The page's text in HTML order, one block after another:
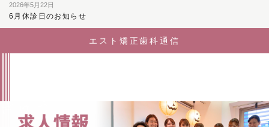
2026年5月22日
6月休診日のお知らせ
エスト矯正歯科通信